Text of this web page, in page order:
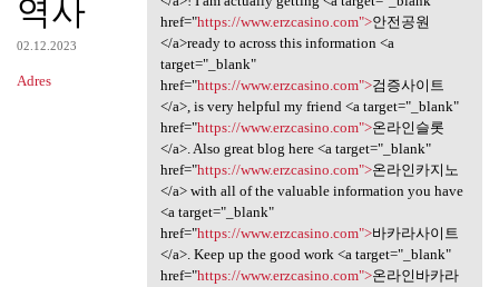
역사
02.12.2023
Adres
href="https://www.erzcasino.com">안전공원
</a>ready to across this information <a
target="_blank"
href="https://www.erzcasino.com">검증사이트
</a>, is very helpful my friend <a target="_blank"
href="https://www.erzcasino.com">온라인슬롯
</a>. Also great blog here <a target="_blank"
href="https://www.erzcasino.com">온라인카지노
</a> with all of the valuable information you have
<a target="_blank"
href="https://www.erzcasino.com">바카라사이트
</a>. Keep up the good work <a target="_blank"
href="https://www.erzcasino.com">온라인바카라